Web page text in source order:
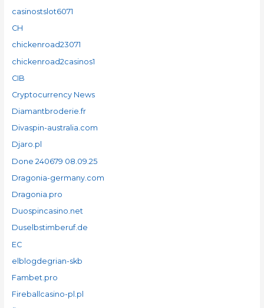
casinostslot6071
CH
chickenroad23071
chickenroad2casinos1
CIB
Cryptocurrency News
Diamantbroderie.fr
Divaspin-australia.com
Djaro.pl
Done 240679 08.09.25
Dragonia-germany.com
Dragonia.pro
Duospincasino.net
Duselbstimberuf.de
EC
elblogdegrian-skb
Fambet.pro
Fireballcasino-pl.pl